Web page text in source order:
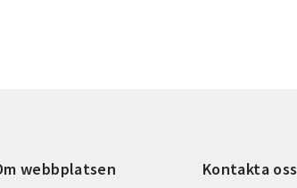
webbplatsen Kontakta oss